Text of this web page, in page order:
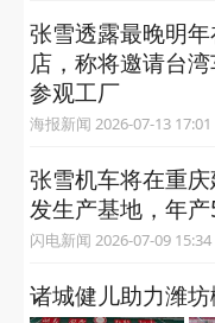
张雪透露最晚明
店，称将邀请台
参观工厂
海报新闻 2026-07-13 17:01
张雪机车将在重
发生产基地，年
闪电新闻 2026-07-09 15:34
诸城健儿助力潍